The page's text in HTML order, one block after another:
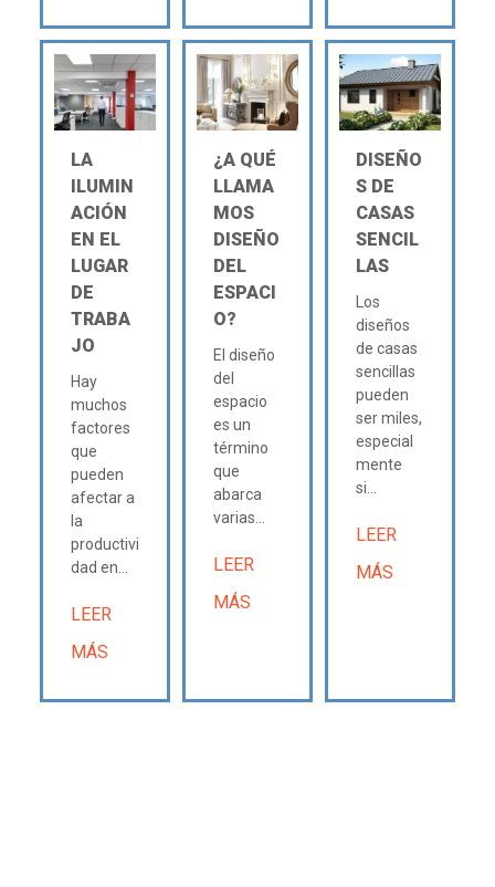
LA
ILUMIN
ACIÓN
EN EL
LUGAR
DE
TRABA
JO
Hay
muchos
factores
que
pueden
afectar a
la
productivi
dad en...
LEER
MÁS
¿A QUÉ
LLAMA
MOS
DISEÑO
DEL
ESPACI
O?
El diseño
del
espacio
es un
término
que
abarca
varias...
LEER
MÁS
DISEÑO
S DE
CASAS
SENCIL
LAS
Los
diseños
de casas
sencillas
pueden
ser miles,
especial
mente
si...
LEER
MÁS